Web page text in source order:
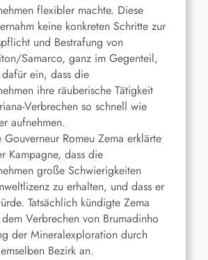
flexibler machte. Diese
keine konkreten Schritte zur
und Bestrafung von
Samarco, ganz im Gegenteil,
ein, dass die
ihre räuberische Tätigkeit
Verbrechen so schnell wie
aufnehmen.
Romeu Zema erklärte
Kampagne, dass die
große Schwierigkeiten
zu erhalten, und dass er
Tatsächlich kündigte Zema
Verbrechen von Brumadinho
der Mineralexploration durch
Bezirk an.